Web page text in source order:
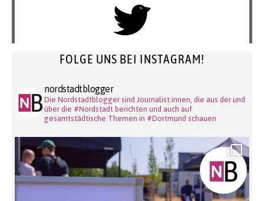
FOLGE UNS BEI INSTAGRAM!
nordstadtblogger
Die Nordstadtblogger sind Journalist:innen, die aus der und
über die #Nordstadt berichten und auch auf
gesamtstädtische Themen in #Dortmund schauen